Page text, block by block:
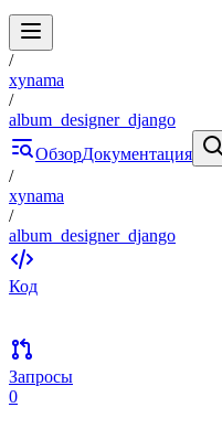
/
xynama
/
album_designer_django
ОбзорДокументация
/
xynama
/
album_designer_django
Код
Запросы
0